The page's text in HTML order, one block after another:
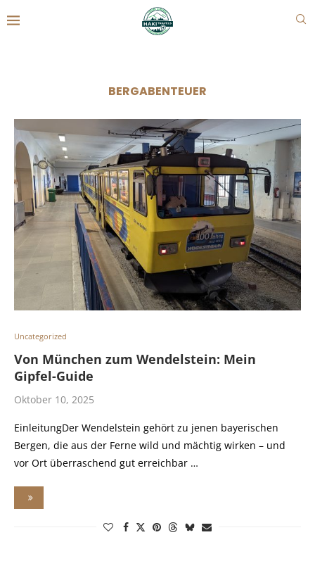
BERGABENTEUER
Uncategorized
Von München zum Wendelstein: Mein
Gipfel-Guide
Oktober 10, 2025
EinleitungDer Wendelstein gehört zu jenen bayerischen
Bergen, die aus der Ferne wild und mächtig wirken – und
vor Ort überraschend gut erreichbar …